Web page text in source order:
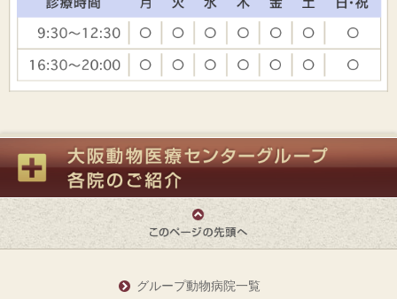
グループ動物病院一覧